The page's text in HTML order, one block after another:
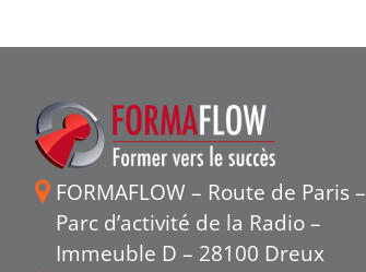
FORMAFLOW – Route de Paris –
Parc d’activité de la Radio –
Immeuble D – 28100 Dreux